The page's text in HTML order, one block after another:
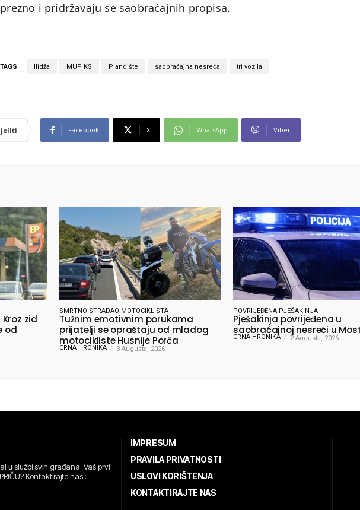
i pridržavaju se saobraćajnih propisa.
TAGS Ilidža MUP KS Plandište saobraćajna nesreća tri vozila
Facebook X WhatsApp Viber
zid
od
SMRTNO STRADAO MOTOCIKLISTA
Tužnim emotivnim porukama
prijatelji se opraštaju od mladog
motocikliste Husnije Porča
CRNA HRONIKA 3 Augusta, 2026
POVRIJEĐENA PJEŠAKINJA
Pješakinja povrijeđena u
saobraćajnoj nesreći u
CRNA HRONIKA 2 Augusta, 2026
u službi svih građana. Vaš prvi
Kontaktirajte nas :
IMPRESUM
PRAVILA PRIVATNOSTI
USLOVI KORIŠTENJA
KONTAKTIRAJTE NAS